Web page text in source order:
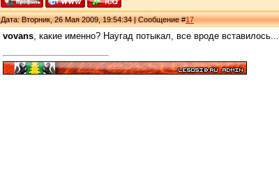
Дата: Вторник, 26 Мая 2009, 19:54:34 | Сообщение #17
vovans, какие именно? Наугад потыкал, все вроде вставилось...